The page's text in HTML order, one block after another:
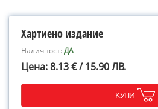
Хартиено издание
Наличност:ДА
Цена: 8.13 € / 15.90 ЛВ.
КУПИ